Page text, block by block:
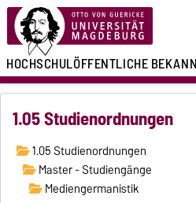
HOCHSCHULÖFFENTLICHE
1.05 Studienordnungen
1.05 Studienordnungen
Master - Studiengänge
Mediengermanistik